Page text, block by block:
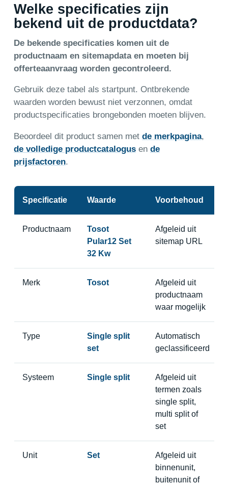
Welke specificaties zijn
bekend uit de productdata?
De bekende specificaties komen uit de
productnaam en sitemapdata en moeten bij
offerteaanvraag worden gecontroleerd.
Gebruik deze tabel als startpunt. Ontbrekende
waarden worden bewust niet verzonnen, omdat
productspecificaties brongebonden moeten blijven.
Beoordeel dit product samen met de merkpagina,
de volledige productcatalogusen de
prijsfactoren.
Specificatie Waarde Voorbehoud
Productnaam
Tosot
Pular12 Set
32 Kw
Afgeleid uit
sitemap URL
Merk Tosot
Afgeleid uit
productnaam
waar mogelijk
Type
Single split
set
Automatisch
geclassificeerd
Systeem Single split
Afgeleid uit
termen zoals
single split,
multi split of
set
Unit Set
Afgeleid uit
binnenunit,
buitenunit of